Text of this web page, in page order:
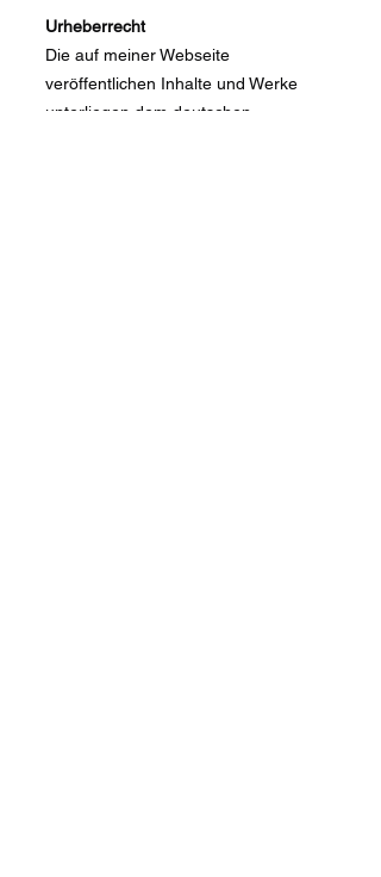
Urheberrecht
Die auf meiner Webseite
veröffentlichen Inhalte und Werke
unterliegen dem deutschen